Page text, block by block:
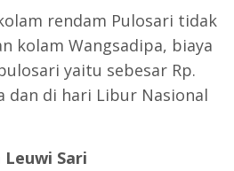
rendam Pulosari tidak
kolam Wangsadipa, biaya
yaitu sebesar Rp.
dan di hari Libur Nasional
Sari